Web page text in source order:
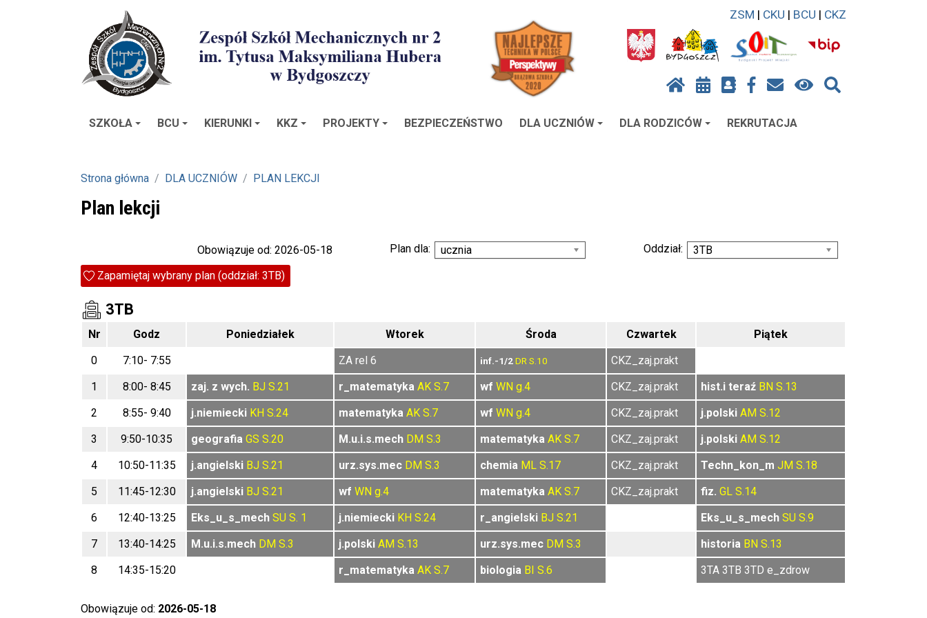
ZSM | CKU | BCU | CKZ
SZKOŁA BCU KIERUNKI KKZ PROJEKTY BEZPIECZEŃSTWO DLA UCZNIÓW DLA RODZICÓW REKRUTACJA
Strona główna DLA UCZNIÓW PLAN LEKCJI
Plan lekcji
Obowiązuje od: 2026-05-18 Plan dla: ucznia Oddział:
3TB
Zapamiętaj wybrany plan (oddział: 3TB)
3TB
Nr Godz Poniedziałek Wtorek Środa Czwartek
Piątek
0
7:10- 7:55 ZA rel 6 inf.-1/2DR S.10
CKZ_zaj.prakt
1
8:00- 8:45 zaj. z wych. BJ S.21 r_matematyka AK S.7 wf WN g.4 CKZ_zaj.prakt hist.i teraź BN S.13
2
8:55- 9:40 j.niemiecki KH S.24 matematyka AK S.7 wf WN g.4 CKZ_zaj.prakt j.polski AM S.12
3
9:50-10:35 geografia GS S.20 M.u.i.s.mech DM S.3 matematyka AK S.7 CKZ_zaj.prakt j.polski AM S.12
4
10:50-11:35 j.angielski BJ S.21 urz.sys.mec DM S.3 chemia ML S.17 CKZ_zaj.prakt Techn_kon_m JM S.18
5
11:45-12:30 j.angielski BJ S.21 wf WN g.4 matematyka AK S.7 CKZ_zaj.prakt fiz. GL S.14
6
12:40-13:25 Eks_u_s_mech SU S. 1 j.niemiecki KH S.24 r_angielski BJ S.21 Eks_u_s_mech SU S.9
7
13:40-14:25 M.u.i.s.mech DM S.3 j.polski AM S.13 urz.sys.mec DM S.3 historia BN S.13
8
14:35-15:20 r_matematyka AK S.7 biologia BI S.6 3TA 3TB 3TD e_zdrow
Obowiązuje od: 2026-05-18